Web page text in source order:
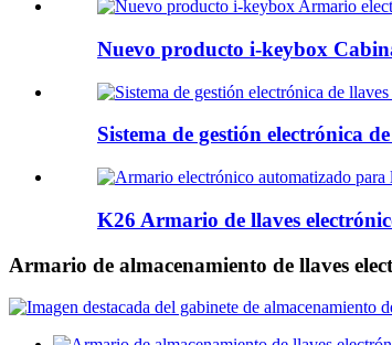
Nuevo producto i-keybox
Sistema de gestión electrónica
K26 Armario de llaves
Armario de almacenamiento de llaves